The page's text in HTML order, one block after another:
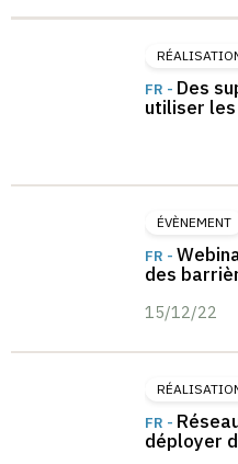
FR - Des
utiliser
ÉVÈNEMENT
FR -
des
15/12/22
FR -
déployer